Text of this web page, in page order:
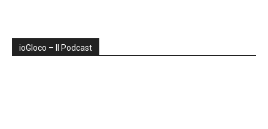
ioGIoco – Il Podcast